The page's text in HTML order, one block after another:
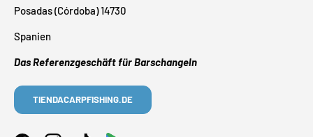
Posadas (Córdoba) 14730
Spanien
Das Referenzgeschäft für Barschangeln
TIENDACARPFISHING.DE